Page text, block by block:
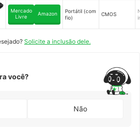
Mercado
Livre
Amazon
Portátil (com
fio)
CMOS
Solicite a inclusão dele.
você?
Não